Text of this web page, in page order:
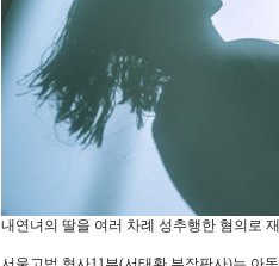
내연녀의 딸을 여러 차례 성추행한 혐의로